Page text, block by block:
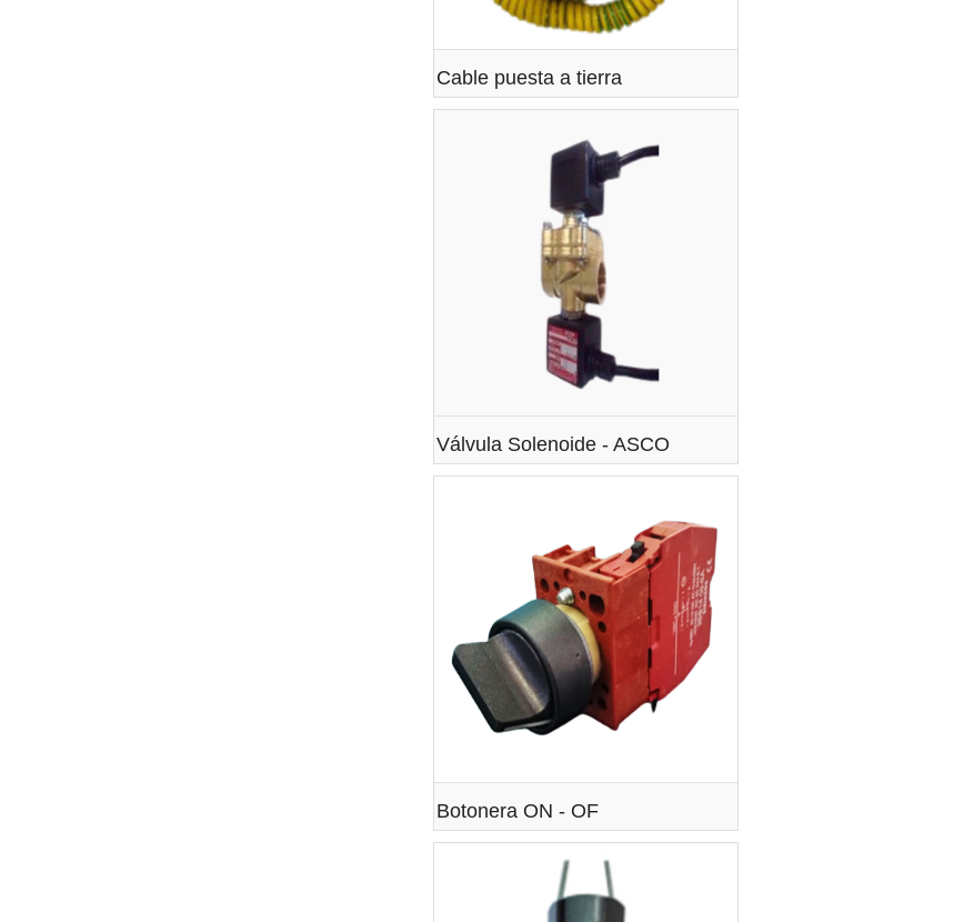
Cable puesta a tierra
Válvula Solenoide - ASCO
Botonera ON - OF